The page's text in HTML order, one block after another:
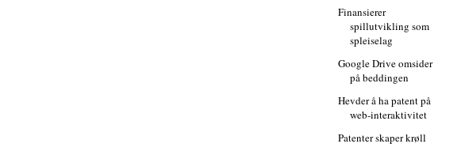
Finansierer
spillutvikling som
spleiselag
Google Drive omsider
på beddingen
Hevder å ha patent på
web-interaktivitet
Patenter skaper krøll